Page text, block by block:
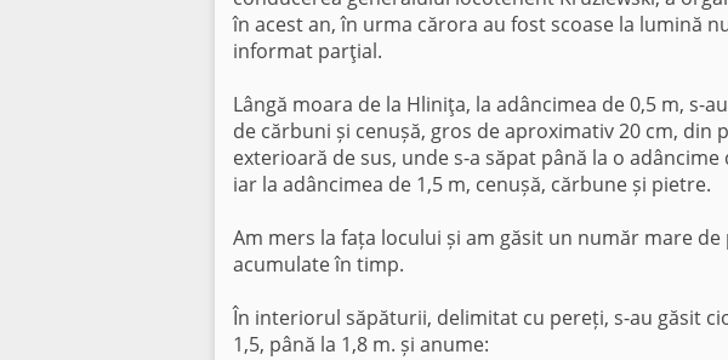
în acest an, în urma cărora au fost scoase la lumină
informat parţial.
Lângă moara de la Hliniţa, la adâncimea de 0,5 m,
de cărbuni și cenușă, gros de aproximativ 20 cm,
exterioară de sus, unde s-a săpat până la o
iar la adâncimea de 1,5 m, cenușă, cărbune și pietre.
Am mers la fața locului și am găsit un număr mare
acumulate în timp.
În interiorul săpăturii, delimitat cu pereți, s-au găsit
1,5, până la 1,8 m. și anume: